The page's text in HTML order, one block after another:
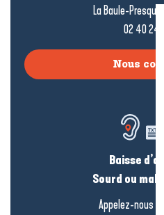
La Baule-
02 40
Nous
Baisse
Sourd ou
Appelez-nous en